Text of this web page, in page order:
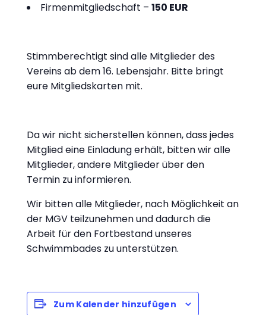
Firmenmitgliedschaft – 150 EUR
Stimmberechtigt sind alle Mitglieder des
Vereins ab dem 16. Lebensjahr. Bitte bringt
eure Mitgliedskarten mit.
Da wir nicht sicherstellen können, dass jedes
Mitglied eine Einladung erhält, bitten wir alle
Mitglieder, andere Mitglieder über den
Termin zu informieren.
Wir bitten alle Mitglieder, nach Möglichkeit an
der MGV teilzunehmen und dadurch die
Arbeit für den Fortbestand unseres
Schwimmbades zu unterstützen.
Zum Kalender hinzufügen